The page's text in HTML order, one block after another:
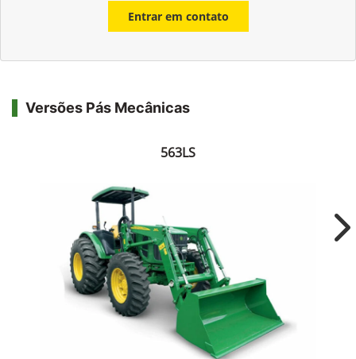
Entrar em contato
Versões Pás Mecânicas
563LS